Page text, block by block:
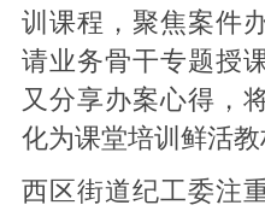
训课程，聚焦案件
请业务骨干专题授
又分享办案心得，
化为课堂培训鲜活教
西区街道纪工委注